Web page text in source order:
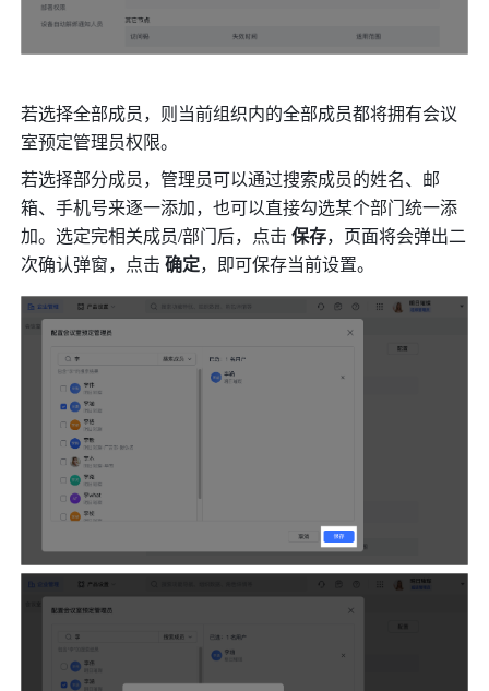
若选择全部成员，则当前组织内的全部成员都将拥有会议
室预定管理员权限。
若选择部分成员，管理员可以通过搜索成员的姓名、邮
箱、手机号来逐一添加，也可以直接勾选某个部门统一添
加。选定完相关成员/部门后，点击 保存，页面将会弹出二
次确认弹窗，点击 确定，即可保存当前设置。